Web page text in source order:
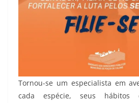
Tornou-se um especialista em
cada espécie, seus hábitos